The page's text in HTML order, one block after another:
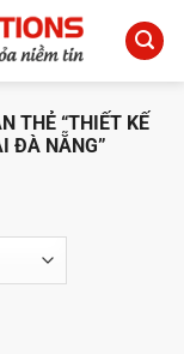
THẺ “THIẾT KẾ
ĐÀ NẴNG”